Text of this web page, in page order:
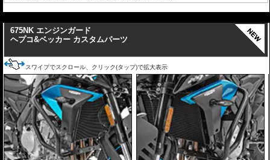
675NK エンジンガード
ヘプコ&ベッカー カスタムパーツ
スワイプでスクロール、クリック(タップ)で拡大表示